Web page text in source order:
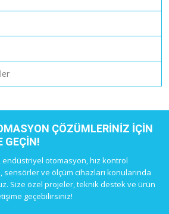
ÇÖZÜMLERINIZ IÇIN
GEÇIN!
otomasyon, hız kontrol
sensörler ve ölçüm cihazları konularında
Size özel projeler, teknik destek ve ürün
geçebilirsiniz!